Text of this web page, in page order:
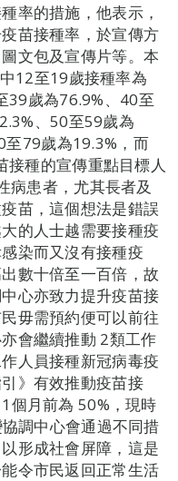
率的措施，他表示，
苗接種率，於宣傳方
文包及宣傳片等。本
12至19歲接種率為
39歲為76.9%、40至
、50至59歲為
79歲為19.3%，而
種的宣傳重點目標人
病患者，尤其長者及
苗，這個想法是錯誤
的人士越需要接種疫
染而又沒有接種疫
數十倍至一百倍，故
心亦致力提升疫苗接
毋需預約便可以前往
會繼續推動 2類工作
人員接種新冠病毒疫
》有效推動疫苗接
個月前為 50%，現時
調中心會通過不同措
形成社會屏障，這是
令市民返回正常生活